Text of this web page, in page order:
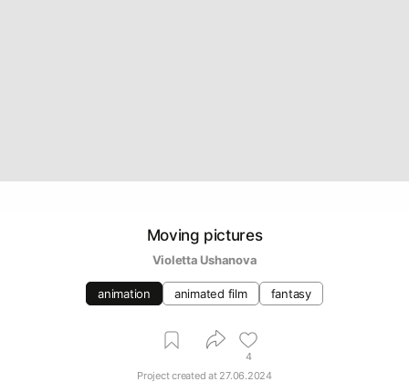
Moving pictures
Violetta Ushanova
animation animated film fantasy
4
Project created at 27.06.2024